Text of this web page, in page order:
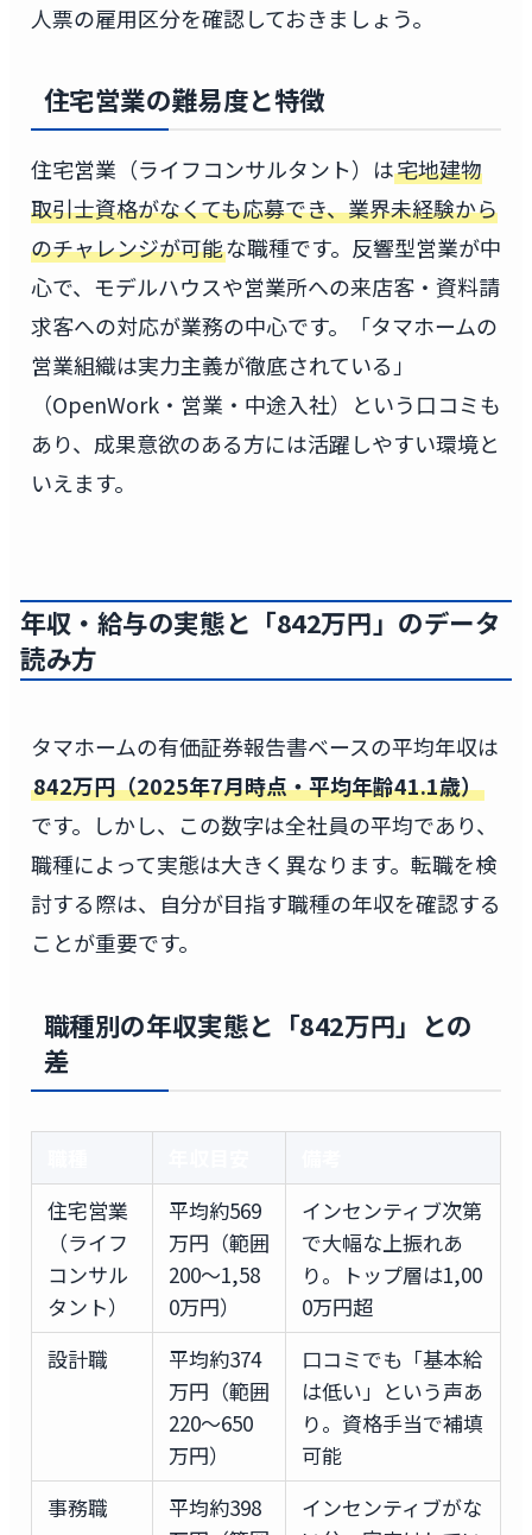
人票の雇用区分を確認しておきましょう。
住宅営業の難易度と特徴
住宅営業（ライフコンサルタント）は宅地建物
取引士資格がなくても応募でき、業界未経験から
のチャレンジが可能な職種です。反響型営業が中
心で、モデルハウスや営業所への来店客・資料請
求客への対応が業務の中心です。「タマホームの
営業組織は実力主義が徹底されている」
（OpenWork・営業・中途入社）という口コミも
あり、成果意欲のある方には活躍しやすい環境と
いえます。
年収・給与の実態と「842万円」のデータ
読み方
タマホームの有価証券報告書ベースの平均年収は
842万円（2025年7月時点・平均年齢41.1歳）
です。しかし、この数字は全社員の平均であり、
職種によって実態は大きく異なります。転職を検
討する際は、自分が目指す職種の年収を確認する
ことが重要です。
職種別の年収実態と「842万円」との
差
住宅営業
（ライフ
コンサル
タント）
平均約569
万円（範囲
200〜1,58
0万円）
インセンティブ次第
で大幅な上振れあ
り。トップ層は1,00
0万円超
設計職
平均約374
万円（範囲
220〜650
万円）
口コミでも「基本給
は低い」という声あ
り。資格手当で補填
可能
事務職
平均約398
インセンティブがな